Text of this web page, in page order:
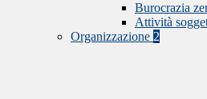
Burocrazia
Attività
Organizzazione 2